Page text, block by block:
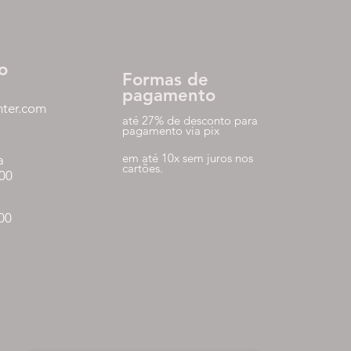
Formas de
pagamento
até 27% de desconto para
pagamento via pix
em até 10x sem juros nos
cartões.